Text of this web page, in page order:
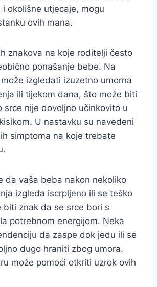
i okolišne utjecaje, mogu
ovih mana.
znakova na koje roditelji često
ponašanje bebe. Na
izgledati izuzetno umorna
ili tijekom dana, što može biti
srce nije dovoljno učinkovito u
U nastavku su navedeni
simptoma na koje trebate
da vaša beba nakon nekoliko
izgleda iscrpljeno ili se teško
biti znak da se srce bori s
potrebnom energijom. Neka
da zaspe dok jedu ili se
dugo hraniti zbog umora.
može pomoći otkriti uzrok ovih